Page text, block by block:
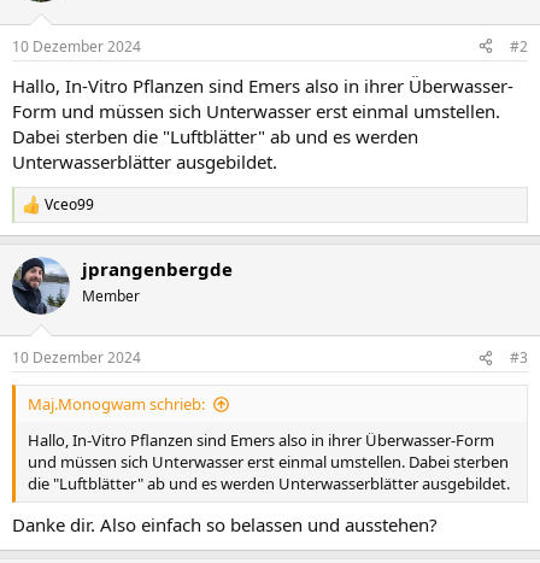
10 Dezember 2024 #2
Hallo, In-Vitro Pflanzen sind Emers also in ihrer Überwasser-
Form und müssen sich Unterwasser erst einmal umstellen.
Dabei sterben die "Luftblätter" ab und es werden
Unterwasserblätter ausgebildet.
R
e
k
t
i
e
n
Vceo99
jprangenbergde
Member
10 Dezember 2024 #3
Maj.Monogwam schrieb:
Hallo, In-Vitro Pflanzen sind Emers also in ihrer Überwasser-Form
und müssen sich Unterwasser erst einmal umstellen. Dabei sterben
die "Luftblätter" ab und es werden Unterwasserblätter ausgebildet.
Danke dir. Also einfach so belassen und ausstehen?